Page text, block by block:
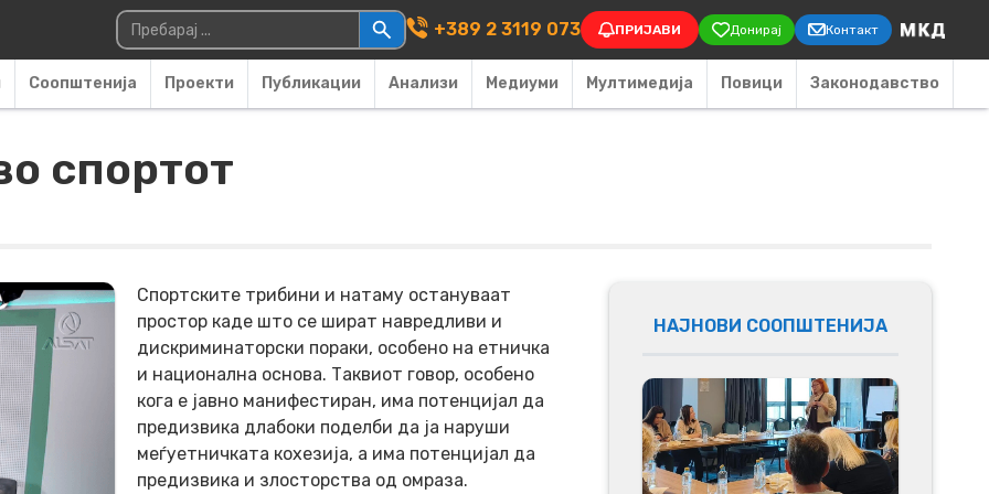
Main Navigation
Пребарувај за: +389 2 3119 073 ПРИЈАВИ Донирај Контакт
Соопштенија Проекти Публикации Анализи Медиуми Мултимедија Повици Законодавство
спортот
Спортските трибини и натаму остануваат
простор каде што се шират навредливи и
дискриминаторски пораки, особено на етничка
и национална основа. Таквиот говор, особено
кога е јавно манифестиран, има потенцијал да
предизвика длабоки поделби да ја наруши
меѓуетничката кохезија, а има потенцијал да
предизвика и злосторства од омраза.
НАЈНОВИ СООПШТЕНИЈА